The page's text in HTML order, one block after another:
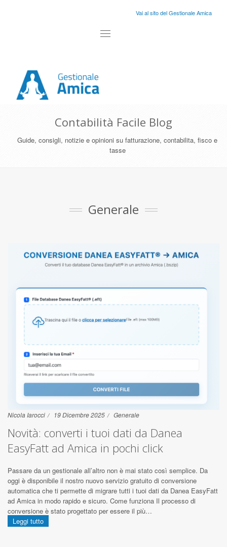
Vai al sito del Gestionale Amica
Toggle
Contabilità Facile Blog
Guide, consigli, notizie e opinioni su fatturazione, contabilita, fisco e
tasse
Generale
Nicola Iarocci 19 Dicembre 2025 Generale
Novità: converti i tuoi dati da Danea
EasyFatt ad Amica in pochi click
Passare da un gestionale all’altro non è mai stato così semplice. Da
oggi è disponibile il nostro nuovo servizio gratuito di conversione
automatica che ti permette di migrare tutti i tuoi dati da Danea EasyFatt
ad Amica in modo rapido e sicuro. Come funziona Il processo di
conversione è stato progettato per essere il più…
Leggi tutto